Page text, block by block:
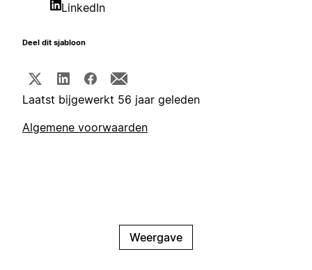
LinkedIn
Deel dit sjabloon
Laatst bijgewerkt 56 jaar geleden
Algemene voorwaarden
Weergave